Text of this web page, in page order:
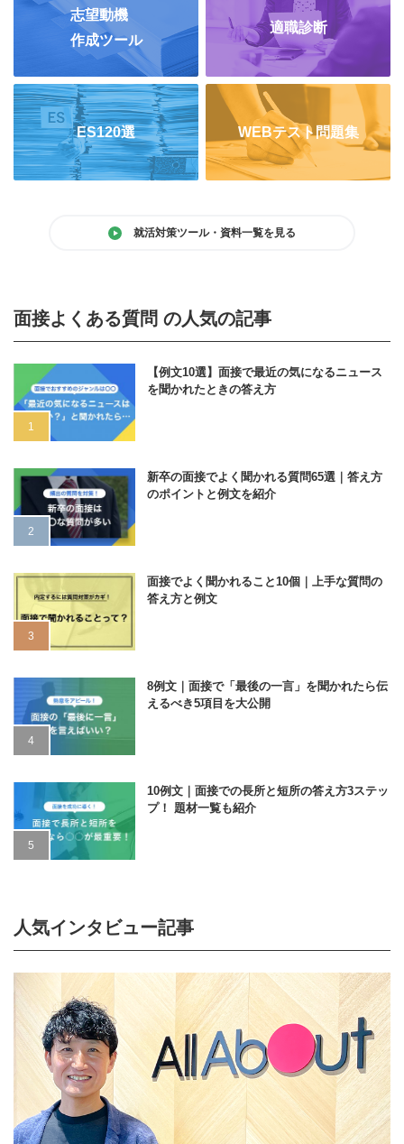
志望動機
作成ツール
適職診断
ES120選 WEBテスト問題集
就活対策ツール・資料一覧を見る
面接よくある質問 の人気の記事
【例文10選】面接で最近の気になるニュース
を聞かれたときの答え方
新卒の面接でよく聞かれる質問65選｜答え方
のポイントと例文を紹介
面接でよく聞かれること10個｜上手な質問の
答え方と例文
8例文｜面接で「最後の一言」を聞かれたら伝
えるべき5項目を大公開
10例文｜面接での長所と短所の答え方3ステッ
プ！ 題材一覧も紹介
人気インタビュー記事